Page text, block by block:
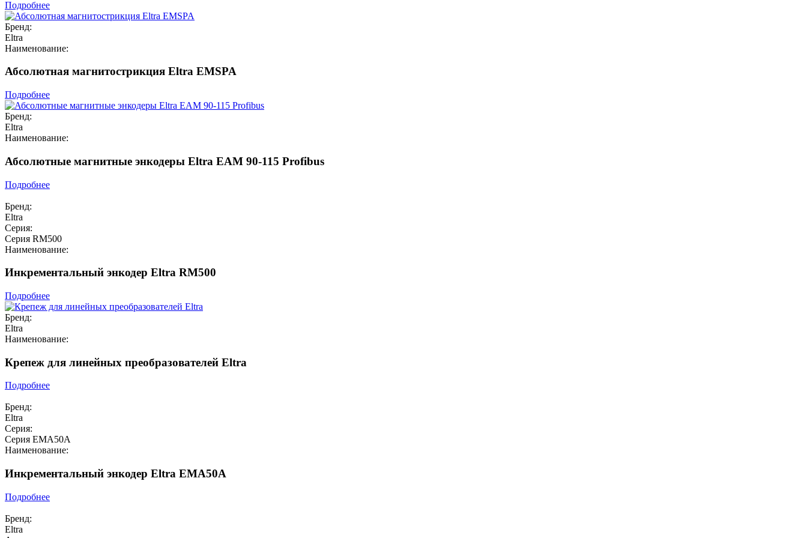
Подробнее
Бренд:
Eltra
Наименование:
Абсолютная магнитострикция Eltra EMSPA
Подробнее
Бренд:
Eltra
Наименование:
Абсолютные магнитные энкодеры Eltra EAM 90-115 Profibus
Подробнее
Бренд:
Eltra
Серия:
Серия RM500
Наименование:
Инкрементальный энкодер Eltra RM500
Подробнее
Бренд:
Eltra
Наименование:
Крепеж для линейных преобразователей Eltra
Подробнее
Бренд:
Eltra
Серия:
Серия EMA50A
Наименование:
Инкрементальный энкодер Eltra EMA50A
Подробнее
Бренд:
Eltra